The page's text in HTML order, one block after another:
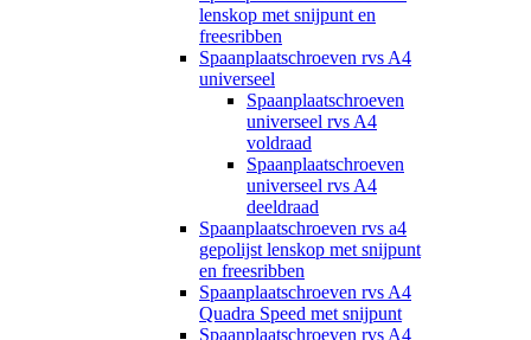
lenskop met snijpunt en
freesribben
Spaanplaatschroeven rvs A4
universeel
Spaanplaatschroeven
universeel rvs A4
voldraad
Spaanplaatschroeven
universeel rvs A4
deeldraad
Spaanplaatschroeven rvs a4
gepolijst lenskop met snijpunt
en freesribben
Spaanplaatschroeven rvs A4
Quadra Speed met snijpunt
Spaanplaatschroeven rvs A4